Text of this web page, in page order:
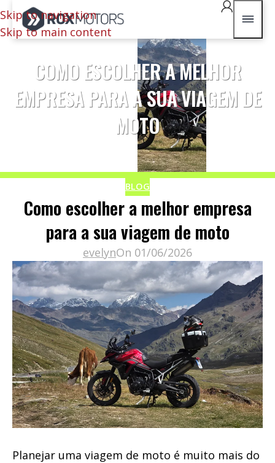
Skip to navigation
Skip to main content
COMO ESCOLHER A MELHOR
EMPRESA PARA A SUA VIAGEM DE
MOTO
BLOG
Como escolher a melhor empresa
para a sua viagem de moto
evelynOn 01/06/2026
Planejar uma viagem de moto é muito mais do